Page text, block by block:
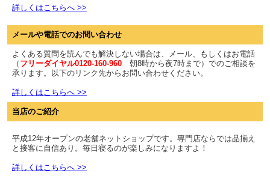
詳しくはこちらへ >>
メールや電話でのお問い合わせ
よくある質問を読んでも解決しない場合は、メール、もしくはお電話
（ フリーダイヤル0120-160-960 朝8時から夜7時まで）でのご相談を
承ります。以下のリンク先からお問い合わせください。
詳しくはこちらへ >>
当店のご紹介
平成12年オープンの老舗ネットショップです。専門店ならでは品揃え
と接客に自信あり。毎日寝るのが楽しみになりますよ！
詳しくはこちらへ >>